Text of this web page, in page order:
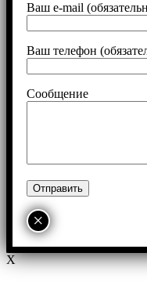
Ваш e-mail
Ваш телефон
Сообщение
×
X